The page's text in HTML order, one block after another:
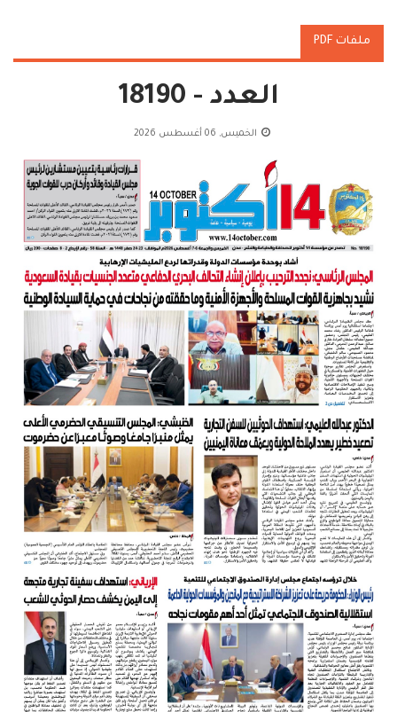
ملفات PDF
العدد - 18190
الخميس, 06 أغسطس 2026